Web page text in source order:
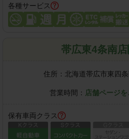
各種サービス
帯広東4条南店
住所： 北海道帯広市東四
営業時間： 店舗ページ
保有車両クラス